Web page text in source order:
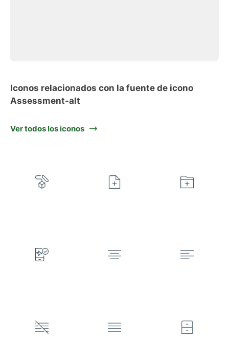
Iconos relacionados con la fuente de icono
Assessment-alt
Ver todos los iconos